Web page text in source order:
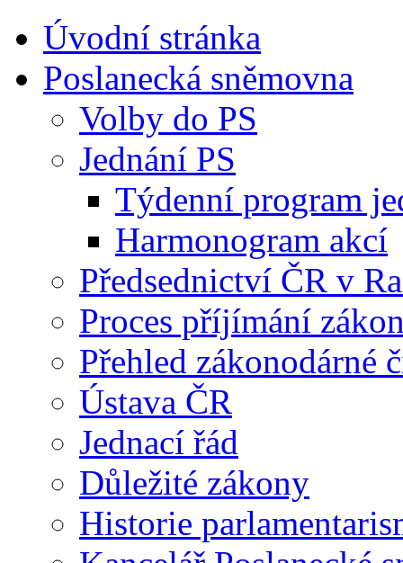
Úvodní stránka
Poslanecká sněmovna
Volby do PS
Jednání PS
Týdenní program
Harmonogram akcí
Předsednictví ČR v
Proces příjímání
Přehled zákonodárné
Ústava ČR
Jednací řád
Důležité zákony
Historie